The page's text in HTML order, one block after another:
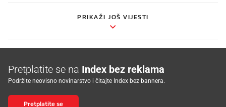
PRIKAŽI JOŠ VIJESTI
Pretplatite se na Index bez reklama
Podržite neovisno novinarstvo i čitajte Index bez bannera.
Pretplatite se